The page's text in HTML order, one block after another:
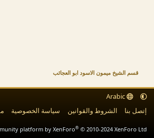
قسم الشيخ ميمون الاسود ابو العجائب
Arabic
إتصل بنا
الشروط والقوانين سياسة الخصوصية
platform by XenForo® © 2010-2024 XenForo Ltd.